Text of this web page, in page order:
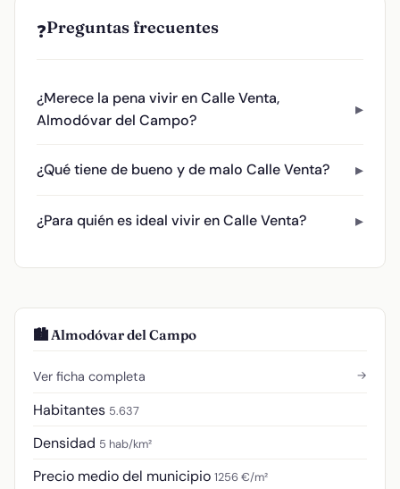
❓Preguntas frecuentes
¿Merece la pena vivir en Calle Venta,
Almodóvar del Campo?
¿Qué tiene de bueno y de malo Calle Venta?
¿Para quién es ideal vivir en Calle Venta?
🏙️ Almodóvar del Campo
Ver ficha completa →
Habitantes 5.637
Densidad 5 hab/km²
Precio medio del municipio 1256 €/m²